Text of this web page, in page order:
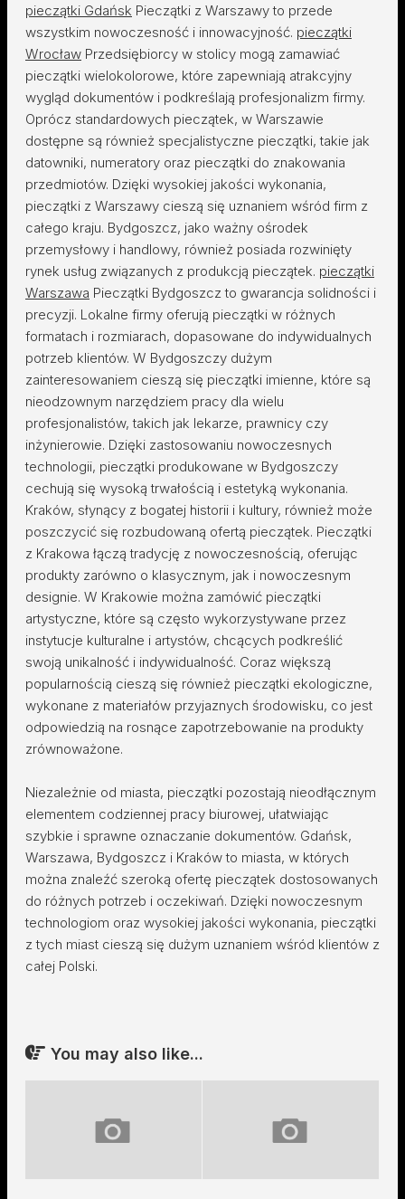
pieczątki Gdańsk Pieczątki z Warszawy to przede
wszystkim nowoczesność i innowacyjność. pieczątki
Wrocław Przedsiębiorcy w stolicy mogą zamawiać
pieczątki wielokolorowe, które zapewniają atrakcyjny
wygląd dokumentów i podkreślają profesjonalizm firmy.
Oprócz standardowych pieczątek, w Warszawie
dostępne są również specjalistyczne pieczątki, takie jak
datowniki, numeratory oraz pieczątki do znakowania
przedmiotów. Dzięki wysokiej jakości wykonania,
pieczątki z Warszawy cieszą się uznaniem wśród firm z
całego kraju. Bydgoszcz, jako ważny ośrodek
przemysłowy i handlowy, również posiada rozwinięty
rynek usług związanych z produkcją pieczątek. pieczątki
Warszawa Pieczątki Bydgoszcz to gwarancja solidności i
precyzji. Lokalne firmy oferują pieczątki w różnych
formatach i rozmiarach, dopasowane do indywidualnych
potrzeb klientów. W Bydgoszczy dużym
zainteresowaniem cieszą się pieczątki imienne, które są
nieodzownym narzędziem pracy dla wielu
profesjonalistów, takich jak lekarze, prawnicy czy
inżynierowie. Dzięki zastosowaniu nowoczesnych
technologii, pieczątki produkowane w Bydgoszczy
cechują się wysoką trwałością i estetyką wykonania.
Kraków, słynący z bogatej historii i kultury, również może
poszczycić się rozbudowaną ofertą pieczątek. Pieczątki
z Krakowa łączą tradycję z nowoczesnością, oferując
produkty zarówno o klasycznym, jak i nowoczesnym
designie. W Krakowie można zamówić pieczątki
artystyczne, które są często wykorzystywane przez
instytucje kulturalne i artystów, chcących podkreślić
swoją unikalność i indywidualność. Coraz większą
popularnością cieszą się również pieczątki ekologiczne,
wykonane z materiałów przyjaznych środowisku, co jest
odpowiedzią na rosnące zapotrzebowanie na produkty
zrównoważone.
Niezależnie od miasta, pieczątki pozostają nieodłącznym
elementem codziennej pracy biurowej, ułatwiając
szybkie i sprawne oznaczanie dokumentów. Gdańsk,
Warszawa, Bydgoszcz i Kraków to miasta, w których
można znaleźć szeroką ofertę pieczątek dostosowanych
do różnych potrzeb i oczekiwań. Dzięki nowoczesnym
technologiom oraz wysokiej jakości wykonania, pieczątki
z tych miast cieszą się dużym uznaniem wśród klientów z
całej Polski.
You may also like...